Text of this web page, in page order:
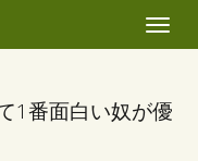
Toggle
1番面白い奴が優